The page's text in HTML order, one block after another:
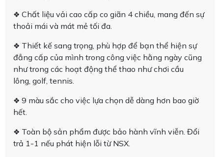
❖ Chất liệu vải cao cấp co giãn 4 chiều, mang đến sự
thoải mái và mát mẻ tối đa.
❖ Thiết kế sang trọng, phù hợp để bạn thể hiện sự
đẳng cấp của mình trong công việc hằng ngày cũng
như trong các hoạt động thể thao như chơi cầu
lông, golf, tennis.
❖ 9 màu sắc cho việc lựa chọn dễ dàng hơn bao giờ
hết.
❖ Toàn bộ sản phẩm được bảo hành vĩnh viễn. Đổi
trả 1-1 nếu phát hiện lỗi từ NSX.